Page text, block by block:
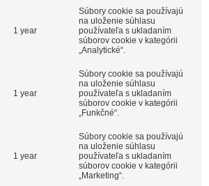
1 year
Súbory cookie sa používajú
na uloženie súhlasu
používateľa s ukladaním
súborov cookie v kategórii
„Analytické“.
1 year
Súbory cookie sa používajú
na uloženie súhlasu
používateľa s ukladaním
súborov cookie v kategórii
„Funkčné“.
1 year
Súbory cookie sa používajú
na uloženie súhlasu
používateľa s ukladaním
súborov cookie v kategórii
„Marketing“.